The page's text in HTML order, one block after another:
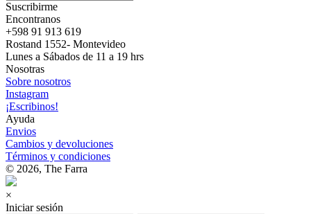
Suscribirme
Encontranos
+598 91 913 619
Rostand 1552- Montevideo
Lunes a Sábados de 11 a 19 hrs
Nosotras
Sobre nosotros
Instagram
¡Escribinos!
Ayuda
Envios
Cambios y devoluciones
Términos y condiciones
© 2026, The Farra
×
Iniciar sesión